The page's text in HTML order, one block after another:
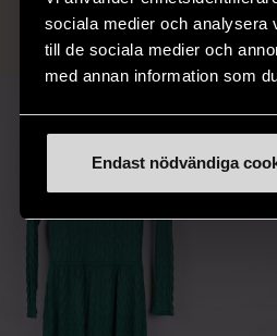
sociala medier och analysera
till de sociala medier och
med annan information som
Endast nödvändiga